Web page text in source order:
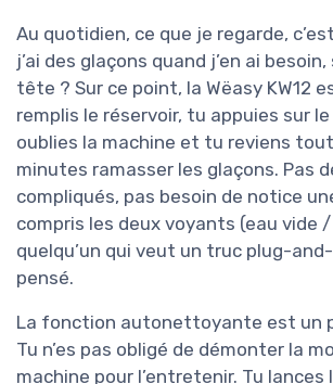
Au quotidien, ce que je regarde,
j’ai des glaçons quand j’en ai
tête ? Sur ce point, la Wëasy KW12
remplis le réservoir, tu appuies sur
oublies la machine et tu reviens
minutes ramasser les glaçons. Pas
compliqués, pas besoin de notice
compris les deux voyants (eau vide
quelqu’un qui veut un truc plug-
pensé.
La fonction autonettoyante est un
Tu n’es pas obligé de démonter la
machine pour l’entretenir. Tu lances